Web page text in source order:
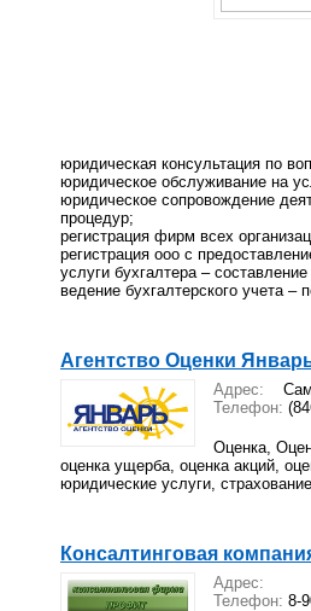
юридическая консультация по
юридическое обслуживание на
юридическое сопровождение
процедур;
регистрация фирм всех
регистрация ооо с
услуги бухгалтера –
ведение бухгалтерского учета –
Агентство Оценки
Адрес:
Телефон:
Оценка,
оценка ущерба, оценка акций,
юридические услуги, страхование
Консалтинговая
Адрес:
Телефон: 8-